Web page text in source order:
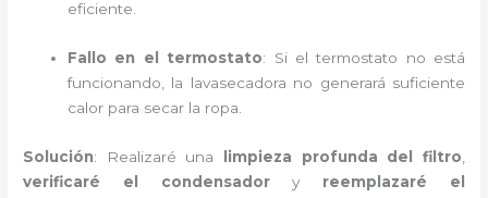
eficiente.
Fallo en el termostato: Si el termostato no está
funcionando, la lavasecadora no generará suficiente
calor para secar la ropa.
Solución: Realizaré una limpieza profunda del filtro
verificaré el condensadory reemplazaré el